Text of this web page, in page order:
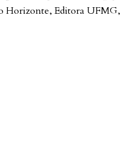
Horizonte, Editora UFMG,